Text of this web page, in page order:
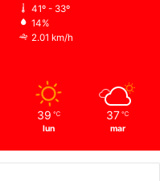
41º - 33º
14%
2.01 km/h
39 ℃
lun
37 ℃
mar